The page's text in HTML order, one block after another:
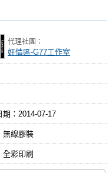
代理社團：
奸情區-G77工作室
： 2014-07-17
無線膠裝
全彩印刷